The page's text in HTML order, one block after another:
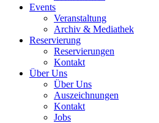
Events
Veranstaltung
Archiv & Mediathek
Reservierung
Reservierungen
Kontakt
Über Uns
Über Uns
Auszeichnungen
Kontakt
Jobs